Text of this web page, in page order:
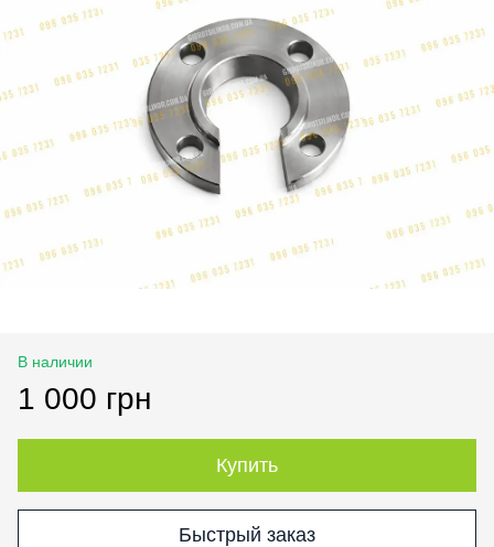
В наличии
1 000 грн
Купить
Быстрый заказ